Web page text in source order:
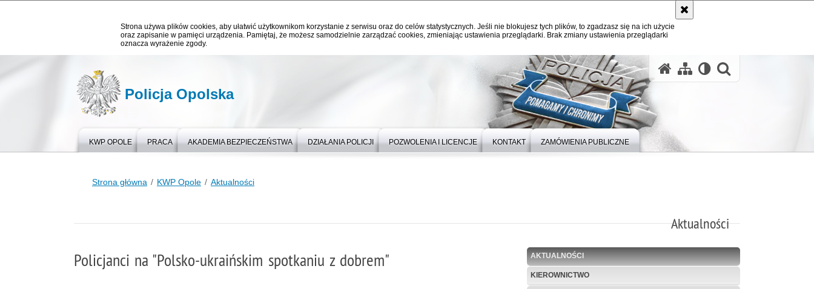
Strona używa plików cookies, aby ułatwić użytkownikom korzystanie z serwisu oraz do celów statystycznych. Jeśli nie blokujesz tych plików, to zgadzasz się na ich użycie
oraz zapisanie w pamięci urządzenia. Pamiętaj, że możesz samodzielnie zarządzać cookies, zmieniając ustawienia przeglądarki. Brak zmiany ustawienia przeglądarki
oznacza wyrażenie zgody.
Policja Opolska
KWP OPOLE PRACA AKADEMIA BEZPIECZEŃSTWA DZIAŁANIA POLICJI POZWOLENIA I LICENCJE KONTAKT ZAMÓWIENIA PUBLICZNE
Strona główna KWP Opole Aktualności
Aktualności
Policjanci na "Polsko-ukraińskim spotkaniu z dobrem" AKTUALNOŚCI
KIEROWNICTWO